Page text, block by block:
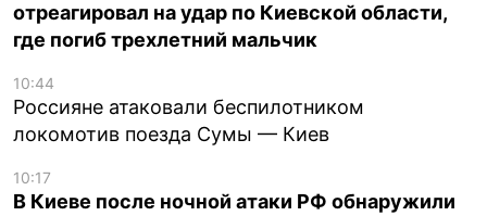
отреагировал на удар по Киевской области,
где погиб трехлетний мальчик
10:44
Россияне атаковали беспилотником
локомотив поезда Сумы — Киев
10:17
В Киеве после ночной атаки РФ обнаружили